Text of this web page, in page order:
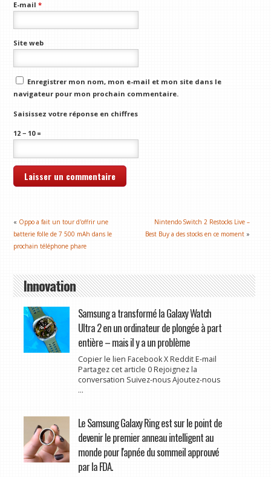
E-mail*
Site web
Enregistrer mon nom, mon e-mail et mon site dans le
navigateur pour mon prochain commentaire.
Saisissez votre réponse en chiffres
12 − 10 =
« Oppo a fait un tour d'offrir une
batterie folle de 7 500 mAh dans le
prochain téléphone phare
Nintendo Switch 2 Restocks Live –
Best Buy a des stocks en ce moment »
Innovation
Samsung a transformé la Galaxy Watch
Ultra 2 en un ordinateur de plongée à part
entière – mais il y a un problème
Copier le lien Facebook X Reddit E-mail
Partagez cet article 0 Rejoignez la
conversation Suivez-nous Ajoutez-nous
...
Le Samsung Galaxy Ring est sur le point de
devenir le premier anneau intelligent au
monde pour l'apnée du sommeil approuvé
par la FDA.